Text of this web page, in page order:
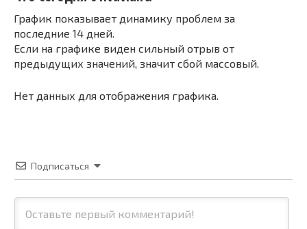
График показывает динамику проблем за
последние 14 дней.
Если на графике виден сильный отрыв от
предыдущих значений, значит сбой массовый.
Нет данных для отображения графика.
Подписаться